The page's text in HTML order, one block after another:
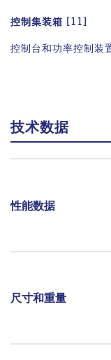
对于装载到开放式载
单一颗粒装载料斗
控制集装箱 [11]
控制台和功率控制装
技术数据
性能数据
尺寸和重量